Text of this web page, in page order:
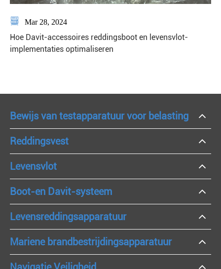
 Mar 28, 2024
Hoe Davit-accessoires reddingsboot en levensvlot-
implementaties optimaliseren
Bewijs van testapparatuur voor belasting
Reddingsvest
Levensvlot
Boot-en Davit-systeem
Levensreddingsapparatuur
Mariene brandbestrijdingsapparatuur